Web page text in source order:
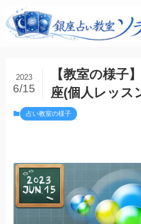
【教室の様子
座(個人レッス
2023
6/15
占い教室の様子